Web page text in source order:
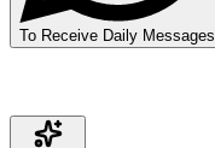
To Receive Daily Messages